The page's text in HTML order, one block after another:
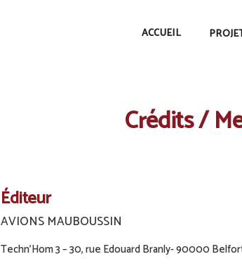
ACCUEIL
Crédits /
Éditeur
AVIONS MAUBOUSSIN
Techn’Hom 3 – 30, rue Edouard Branly- 90000